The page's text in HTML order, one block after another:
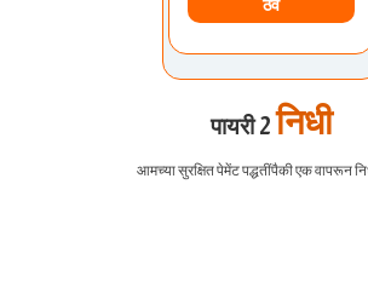
ठेव
पायरी 2 निधी
आमच्या सुरक्षित पेमेंट पद्धतींपैकी एक वापरून